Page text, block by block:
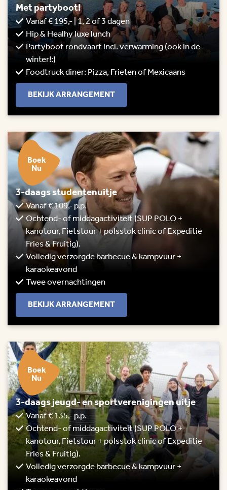
Met partyboot!
Vanaf € 195,- | 1, 2 of 3 dagen
Hip & Healhy luxe lunch
Partyboot rondvaart incl. verwarming (ook in de
winter!:)
Foodtruck diner: Pizza, Frieten of Mexicaans
BEKIJK ARRANGEMENT
Boek
Nu
3-daags studentenuitje
Vanaf € 109,- p.p.
Ochtend- of middagactiviteit (SUP POLO +
kanotour, Fietstour + polsstok clinic of Expeditie
Fries & Fruitig).
Volledig verzorgde barbecue & kampvuur +
karaokeavond
Twee overnachtingen
BEKIJK ARRANGEMENT
Boek
Nu
3-daags jeugd- en sportverenigingen uitje
Vanaf € 135,- p.p.
Ochtend- of middagactiviteit (SUP POLO +
kanotour, Fietstour + polsstok clinic of Expeditie
Fries & Fruitig).
Volledig verzorgde barbecue & kampvuur +
karaokeavond